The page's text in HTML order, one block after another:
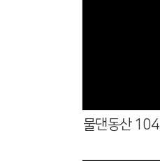
물댄동산